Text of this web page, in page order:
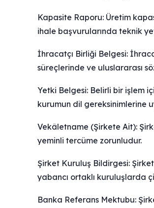
Kapasite Raporu: Üretim
ihale başvurularında teknik
İhracatçı Birliği Belgesi:
süreçlerinde ve uluslararası
Yetki Belgesi: Belirli bir işlem
kurumun dil gereksinimlerine
Vekâletname (Şirkete Ait):
yeminli tercüme zorunludur.
Şirket Kuruluş Bildirgesi:
yabancı ortaklı kuruluşlarda
Banka Referans Mektubu: